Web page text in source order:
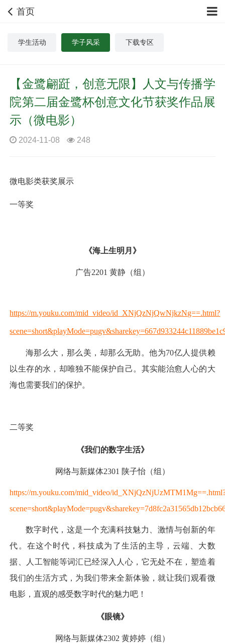
首页
学生活动 学子风采 下载专区
【金鹭翩跹，创意无限】人文与传播学
院第二届金鹭杯创意文化节获奖作品展
示（微电影）
2024-11-08 248
微电影类获奖展示
一等奖
《海上生明月》
广告2201 黄静（组）
https://m.youku.com/mid_video/id_XNjQzNjQwNjkzNg==.html?
海那么大，那么美，却那么无助。他为70亿人提供赖
以生存的水，却唯独不能保护自己。其实能治愈人心的大
海也需要我们的保护。
二等奖
《我们的数字生活》
网络与新媒体2301 陕子怡（组）
https://m.youku.com/mid_video/
数字时代，这是一个充满科技魅力、激情与创新的年
代。在这个时代，科技成为了生活的主导，云端、大数
据、人工智能等词汇已经深入人心，它无处不在，塑造着
我们的生活方式，为我们带来全新体验，就让我们观看微
电影，直观的感受数字时代的魅力吧！
《眼镜》
网络与新媒体2302 黄婷婷（组）